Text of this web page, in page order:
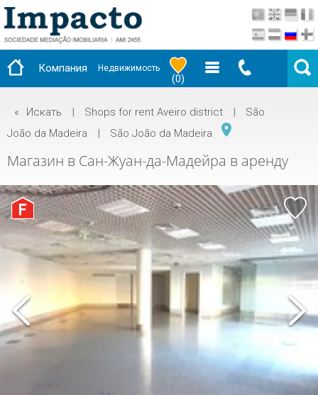
Компания Недвижимость
(0)
« Искать | Shops for rent Aveiro district |
São
João da Madeira
| São João da Madeira
Магазин в Сан-Жуан-да-Мадейра в аренду